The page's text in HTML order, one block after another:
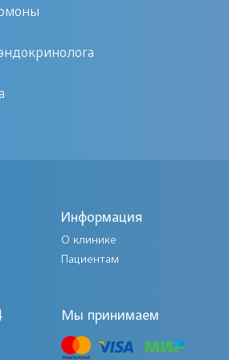
осмотр стоп,
сосудов
дуплексного
стопы
снижения
или вследствие
Информация
О клинике
Пациентам
Мы принимаем